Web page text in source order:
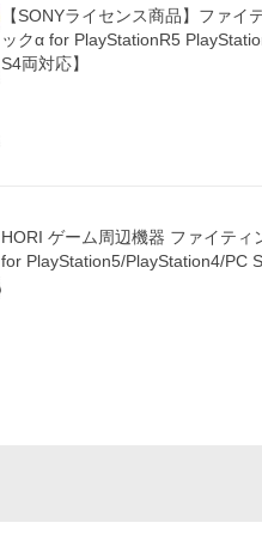
【SONYライセンス商品】ファイ
ックα for PlayStationR5
S4両対応】
HORI ゲーム周辺機器 ファイティ
for PlayStation5/PlayStation4/PC